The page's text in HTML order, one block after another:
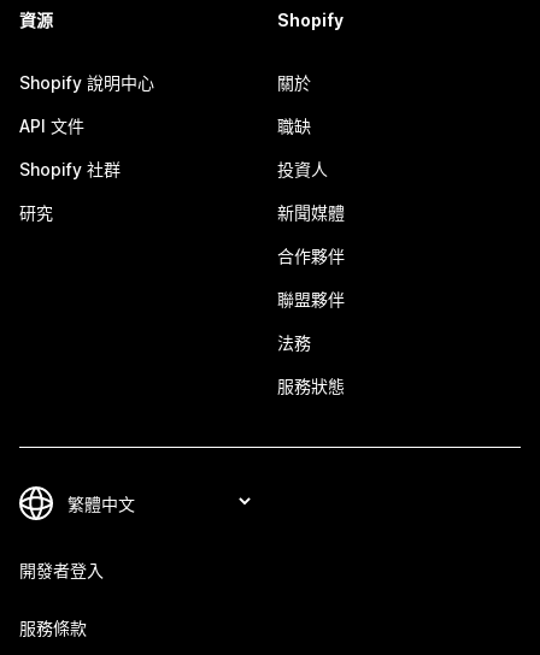
資源
Shopify 說明中心
API 文件
Shopify 社群
研究
Shopify
關於
職缺
投資人
新聞媒體
合作夥伴
聯盟夥伴
法務
服務狀態
開發者登入
服務條款